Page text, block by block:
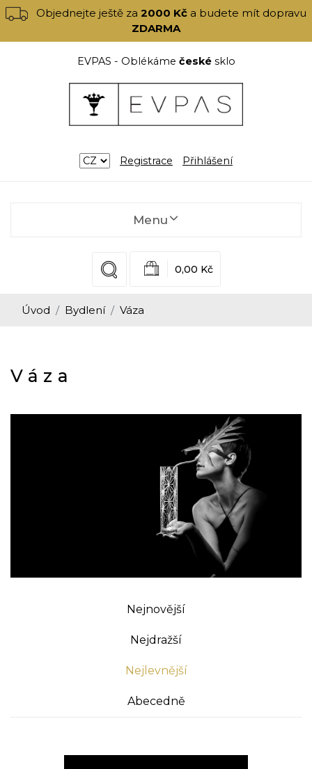
Objednejte ještě za2000 Kč a budete mít dopravu
ZDARMA
EVPAS - Oblékáme českésklo
Registrace Přihlášení
Menu
0,00 Kč
Úvod Bydlení Váza
Váza
Nejnovější
Nejdražší
Nejlevnější
Abecedně